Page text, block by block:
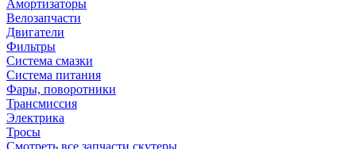
Амортизаторы
Велозапчасти
Двигатели
Фильтры
Система смазки
Система питания
Фары, поворотники
Трансмиссия
Электрика
Тросы